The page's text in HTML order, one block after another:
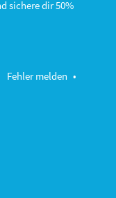
sichere dir 50%
Fehler melden •